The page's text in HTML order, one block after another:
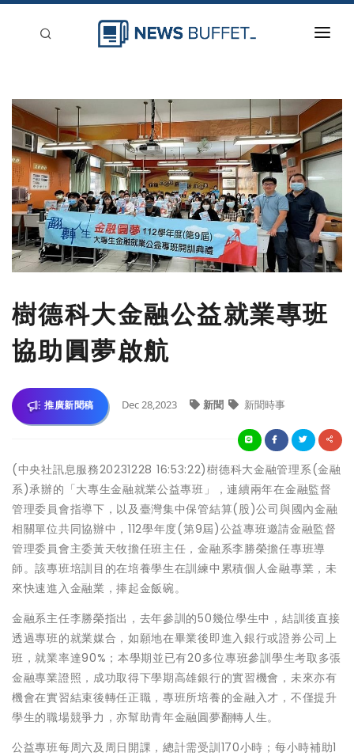
新聞稿分類
登入
刊登
樹德科大金融公益就業專班
協助圓夢啟航
推廣新聞稿 Dec 28,2023 新聞 新聞時事
(中央社訊息服務20231228 16:53:22)樹德科大金融管理系(金融
系)承辦的「大專生金融就業公益專班」，連續兩年在金融監督
管理委員會指導下，以及臺灣集中保管結算(股)公司與國內金融
相關單位共同協辦中，112學年度(第9屆)公益專班邀請金融監督
管理委員會主委黃天牧擔任班主任，金融系李勝榮擔任專班導
師。該專班培訓目的在培養學生在訓練中累積個人金融專業，未
來快速進入金融業，捧起金飯碗。
金融系主任李勝榮指出，去年參訓的50幾位學生中，結訓後直接
透過專班的就業媒合，如願地在畢業後即進入銀行或證券公司上
班，就業率達90%；本學期並已有20多位專班參訓學生考取多張
金融專業證照，成功取得下學期高雄銀行的實習機會，未來亦有
機會在實習結束後轉任正職，專班所培養的金融入才，不僅提升
學生的職場競爭力，亦幫助青年金融圓夢翻轉人生。
公益專班每周六及周日開課，總計需受訓170小時；每小時補助1